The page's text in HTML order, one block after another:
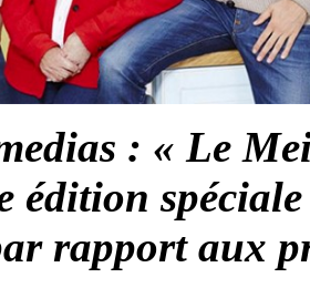
: « Le
édition
rapport aux